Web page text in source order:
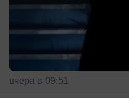
вчера в 09:51